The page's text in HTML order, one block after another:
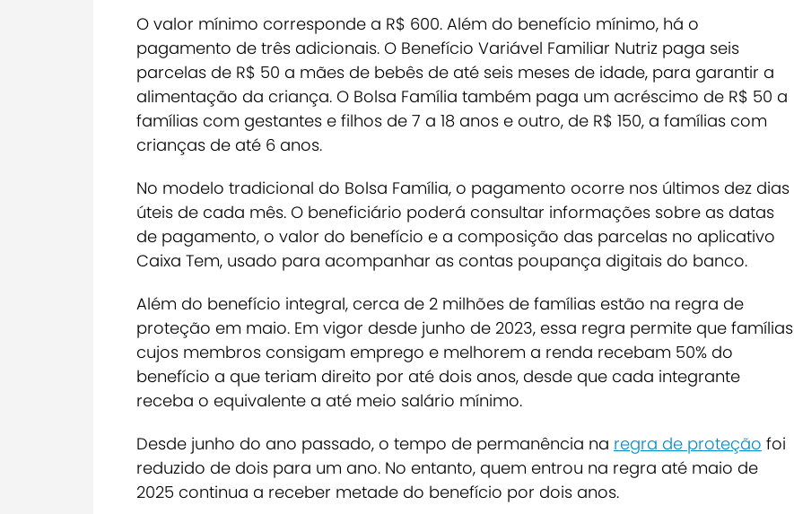
O valor mínimo corresponde a R$ 600. Além do benefício mínimo, há o
pagamento de três adicionais. O Benefício Variável Familiar Nutriz paga seis
parcelas de R$ 50 a mães de bebês de até seis meses de idade, para garantir a
alimentação da criança. O Bolsa Família também paga um acréscimo de R$ 50 a
famílias com gestantes e filhos de 7 a 18 anos e outro, de R$ 150, a famílias com
crianças de até 6 anos.
No modelo tradicional do Bolsa Família, o pagamento ocorre nos últimos dez dias
úteis de cada mês. O beneficiário poderá consultar informações sobre as datas
de pagamento, o valor do benefício e a composição das parcelas no aplicativo
Caixa Tem, usado para acompanhar as contas poupança digitais do banco.
Além do benefício integral, cerca de 2 milhões de famílias estão na regra de
proteção em maio. Em vigor desde junho de 2023, essa regra permite que famílias
cujos membros consigam emprego e melhorem a renda recebam 50% do
benefício a que teriam direito por até dois anos, desde que cada integrante
receba o equivalente a até meio salário mínimo.
Desde junho do ano passado, o tempo de permanência na regra de proteção foi
reduzido de dois para um ano. No entanto, quem entrou na regra até maio de
2025 continua a receber metade do benefício por dois anos.